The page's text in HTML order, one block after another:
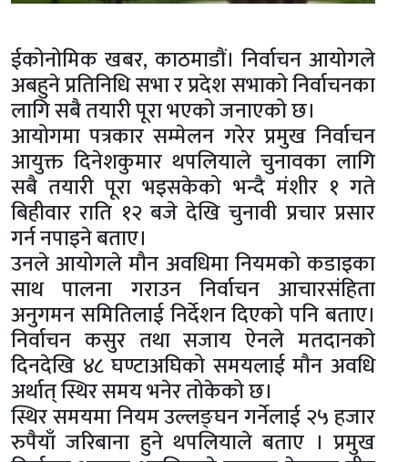
ईकोनोमिक खबर, काठमाडौं। निर्वाचन आयोगले
अबहुने प्रतिनिधि सभा र प्रदेश सभाको निर्वाचनका
लागि सबै तयारी पूरा भएको जनाएको छ।
आयोगमा पत्रकार सम्मेलन गरेर प्रमुख निर्वाचन
आयुक्त दिनेशकुमार थपलियाले चुनावका लागि
सबै तयारी पूरा भइसकेको भन्दै मंशीर १ गते
बिहीवार राति १२ बजे देखि चुनावी प्रचार प्रसार
गर्न नपाइने बताए।
उनले आयोगले मौन अवधिमा नियमको कडाइका
साथ पालना गराउन निर्वाचन आचारसंहिता
अनुगमन समितिलाई निर्देशन दिएको पनि बताए।
निर्वाचन कसुर तथा सजाय ऐनले मतदानको
दिनदेखि ४८ घण्टाअघिको समयलाई मौन अवधि
अर्थात् स्थिर समय भनेर तोकेको छ।
स्थिर समयमा नियम उल्लङ्घन गर्नेलाई २५ हजार
रुपैयाँ जरिबाना हुने थपलियाले बताए । प्रमुख